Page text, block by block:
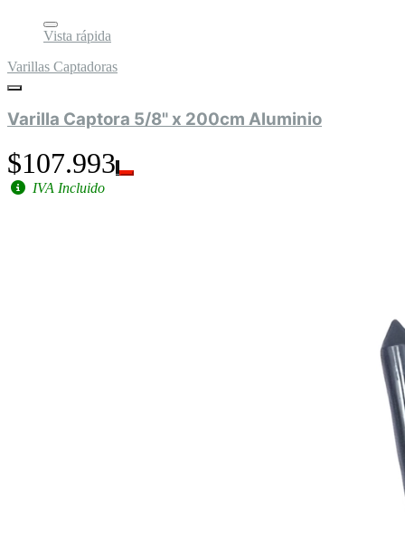
Vista rápida
Varillas Captadoras
Varilla Captora 5/8" x 200cm Aluminio
$107.993
IVA Incluido